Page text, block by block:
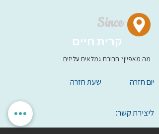
Since
קרית חיים
מה מאפיין? חבורת גמלאים עליזים
שעת חזרה יום חזרה
ליצירת קשר: